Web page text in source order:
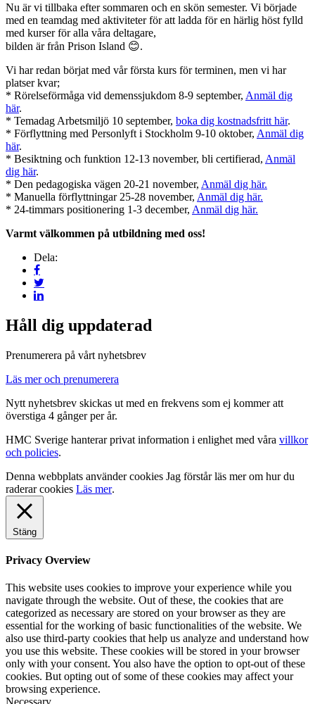
Nu är vi tillbaka efter sommaren och en skön semester. Vi började
med en teamdag med aktiviteter för att ladda för en härlig höst fylld
med kurser för alla våra deltagare,
bilden är från Prison Island 😊.
Vi har redan börjat med vår första kurs för terminen, men vi har
platser kvar;
* Rörelseförmåga vid demenssjukdom 8-9 september, Anmäl dig
här.
* Temadag Arbetsmiljö 10 september, boka dig kostnadsfritt här.
* Förflyttning med Personlyft i Stockholm 9-10 oktober, Anmäl dig
här.
* Besiktning och funktion 12-13 november, bli certifierad, Anmäl
dig här.
* Den pedagogiska vägen 20-21 november, Anmäl dig här.
* Manuella förflyttningar 25-28 november, Anmäl dig här.
* 24-timmars positionering 1-3 december, Anmäl dig här.
Varmt välkommen på utbildning med oss!
Dela:
Håll dig uppdaterad
Prenumerera på vårt nyhetsbrev
Läs mer och prenumerera
Nytt nyhetsbrev skickas ut med en frekvens som ej kommer att
överstiga 4 gånger per år.
HMC Sverige hanterar privat information i enlighet med våra villkor
och policies.
Denna webbplats använder cookies Jag förstårläs mer om hur du
raderar cookies Läs mer.
Stäng
Privacy Overview
This website uses cookies to improve your experience while you
navigate through the website. Out of these, the cookies that are
categorized as necessary are stored on your browser as they are
essential for the working of basic functionalities of the website. We
also use third-party cookies that help us analyze and understand how
you use this website. These cookies will be stored in your browser
only with your consent. You also have the option to opt-out of these
cookies. But opting out of some of these cookies may affect your
browsing experience.